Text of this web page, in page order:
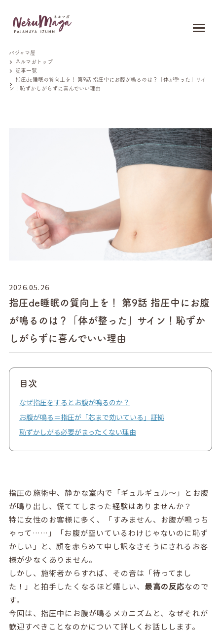
パジャマ屋
ネルマガトップ
記事一覧
指圧de睡眠の質向上を！ 第9話 指圧中にお腹が鳴るのは？「体が整った」サイ
ン！恥ずかしがらずに喜んでいい理由
2026.05.26
指圧de睡眠の質向上を！ 第9話 指圧中にお腹
が鳴るのは？「体が整った」サイン！恥ずか
しがらずに喜んでいい理由
目次
なぜ指圧をするとお腹が鳴るのか？
お腹が鳴る＝指圧が「芯まで効いている」証拠
恥ずかしがる必要がまったくない理由
指圧の施術中、静かな室内で「ギュルギュル〜」とお腹
が鳴り出し、慌ててしまった経験はありませんか？
特に女性のお客様に多く、「すみません、お腹が鳴っち
ゃって……」「お腹が空いているわけじゃないのに恥ず
かしい」と、顔を赤らめて申し訳なさそうにされるお客
様が少なくありません。
しかし、施術者からすれば、その音は「待ってまし
た！」と拍手したくなるほど嬉しい、 最高の反応なので
す。
今回は、指圧中にお腹が鳴るメカニズムと、なぜそれが
歓迎すべきことなのかについて詳しくお話しします。